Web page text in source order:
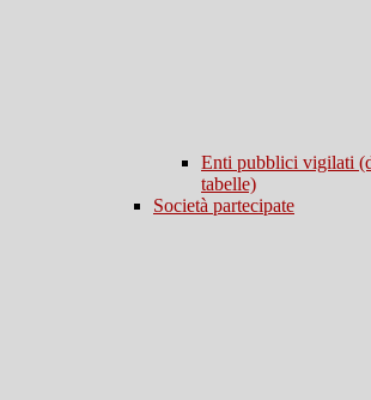
Enti pubblici vigilati
tabelle)
Società partecipate